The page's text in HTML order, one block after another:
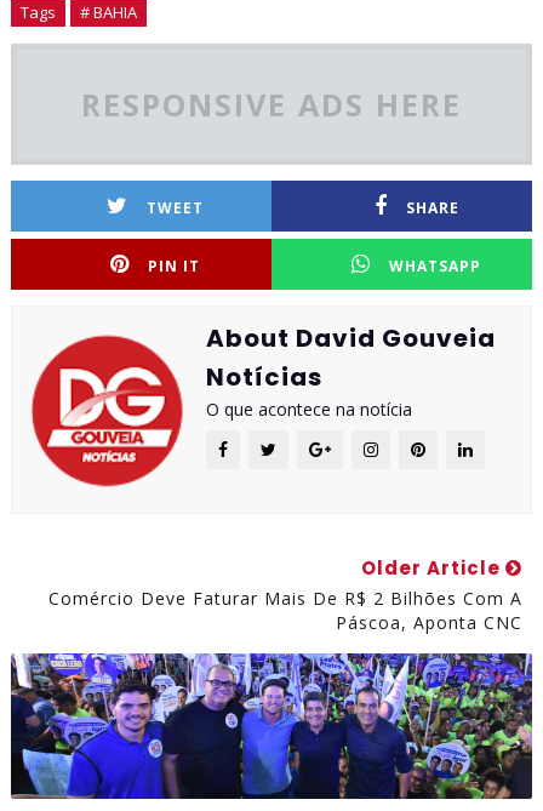
Tags # BAHIA
RESPONSIVE ADS HERE
TWEET SHARE
PIN IT WHATSAPP
About David Gouveia
Notícias
O que acontece na notícia
Older Article
Comércio Deve Faturar Mais De R$ 2 Bilhões Com A
Páscoa, Aponta CNC